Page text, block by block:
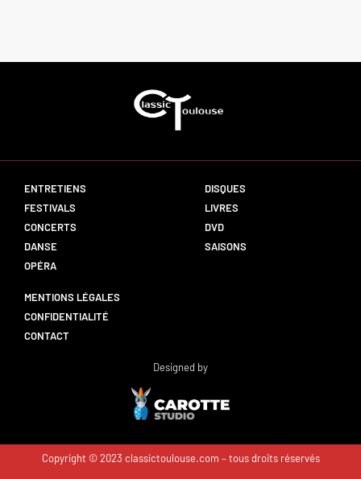
ENTRETIENS
FESTIVALS
CONCERTS
DANSE
OPÉRA
DISQUES
LIVRES
DVD
SAISONS
MENTIONS LÉGALES
CONFIDENTIALITÉ
CONTACT
Designed by
Copyright © 2023 classictoulouse.com – tous droits réservés